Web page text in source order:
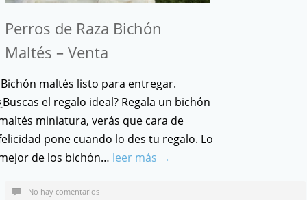
Perros de Raza Bichón
Maltés – Venta
maltés listo para entregar.
el regalo ideal? Regala un bichón
miniatura, verás que cara de
pone cuando lo des tu regalo. Lo
de los bichón… leer más →
No hay comentarios